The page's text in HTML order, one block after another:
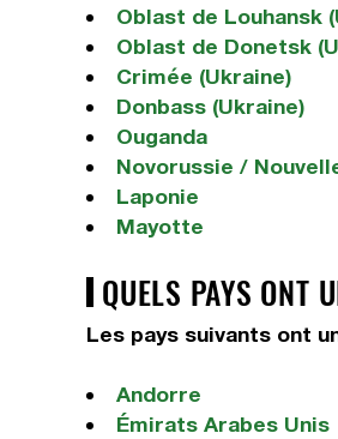
Oblast de Louhansk
Oblast de Donetsk
Crimée (Ukraine)
Donbass (Ukraine)
Ouganda
Novorussie /
Laponie
Mayotte
QUELS PAYS ONT
Les pays suivants ont
Andorre
Émirats Arabes Unis